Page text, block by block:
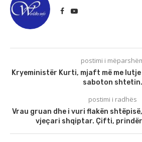
postimi i
Kryeministër Kurti, mjaft më me
saboton shtetin.
postimi i radhës
Vrau gruan dhe i vuri flakën
vjeçari shqiptar. Çifti,